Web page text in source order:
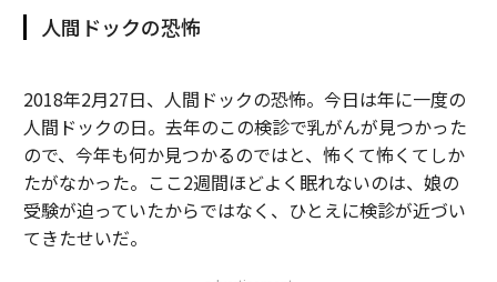
人間ドックの恐怖
2018年2月27日、人間ドックの恐怖。今日は年に一度の
人間ドックの日。去年のこの検診で乳がんが見つかった
ので、今年も何か見つかるのではと、怖くて怖くてしか
たがなかった。ここ2週間ほどよく眠れないのは、娘の
受験が迫っていたからではなく、ひとえに検診が近づい
てきたせいだ。